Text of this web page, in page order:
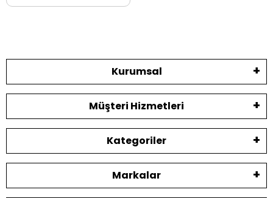
Kurumsal
Müşteri Hizmetleri
Kategoriler
Markalar